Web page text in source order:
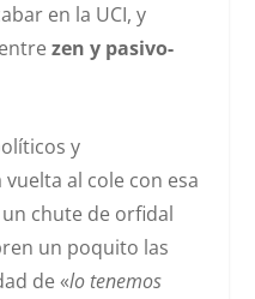
en la UCI, y
zen y pasivo-
y
al cole con esa
chute de orfidal
un poquito las
de «lo tenemos